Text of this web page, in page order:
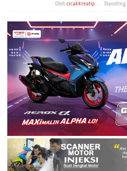
Oleh cicakkreatip Diposting